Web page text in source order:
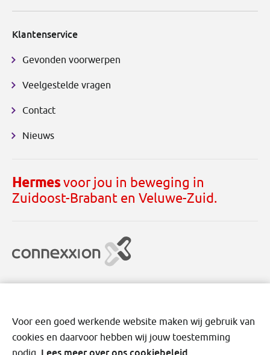
Klantenservice
Gevonden voorwerpen
Veelgestelde vragen
Contact
Nieuws
Hermesvoor jou in beweging in
Zuidoost-Brabant en Veluwe-Zuid.
Disclaimer Cookies Privacy Voorwaarden
Voor een goed werkende website maken wij gebruik van
cookies en daarvoor hebben wij jouw toestemming
nodig. Lees meer over ons cookiebeleid.